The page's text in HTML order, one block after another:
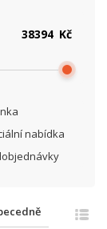
nabídka
Kč